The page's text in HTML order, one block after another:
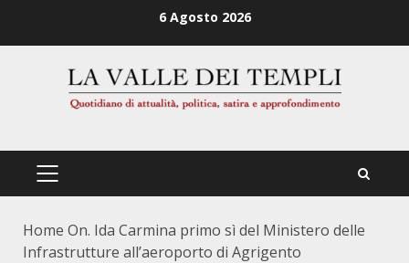
6 Agosto 2026
PRIMÄRES
Home On. Ida Carmina primo sì del Ministero delle
Infrastrutture all’aeroporto di Agrigento